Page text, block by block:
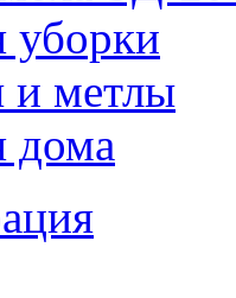
уборки
и метлы
дома